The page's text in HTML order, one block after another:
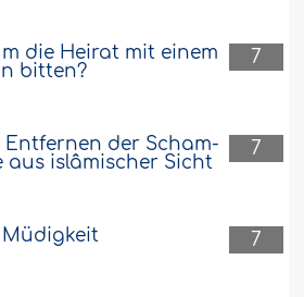
7
die Heirat mit einem
bitten?
7
der Scham-
aus islâmischer Sicht
7
Müdigkeit